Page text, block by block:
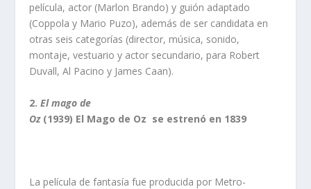
película, actor (Marlon Brando) y guión adaptado
(Coppola y Mario Puzo), además de ser candidata en
otras seis categorías (director, música, sonido,
montaje, vestuario y actor secundario, para Robert
Duvall, Al Pacino y James Caan).
2.El mago de
Oz (1939) El Mago de Oz se estrenó en 1839
La película de fantasía fue producida por Metro-